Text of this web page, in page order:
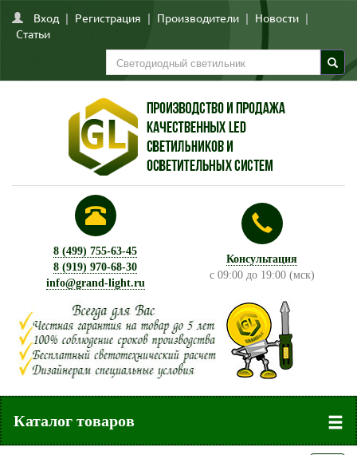
Вход | Регистрация | Производители | Новости |
Статьи
8 (499) 755-63-45
8 (919) 970-68-30
info@grand-light.ru
Консультация
с 09:00 до 19:00 (мск)
Каталог товаров